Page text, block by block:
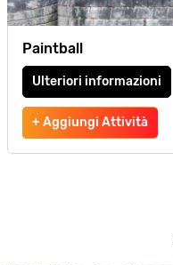
Paintball
Ulteriori informazioni
+ Aggiungi Attività